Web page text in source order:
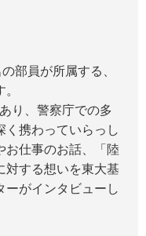
部員が所属する、
り、警察庁での多
く携わっていらっし
仕事のお話、「陸
対する想いを東大基
ーがインタビューし